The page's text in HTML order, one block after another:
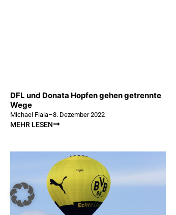
DFL und Donata Hopfen gehen getrennte
Wege
Michael Fiala–8. Dezember 2022
MEHR LESEN